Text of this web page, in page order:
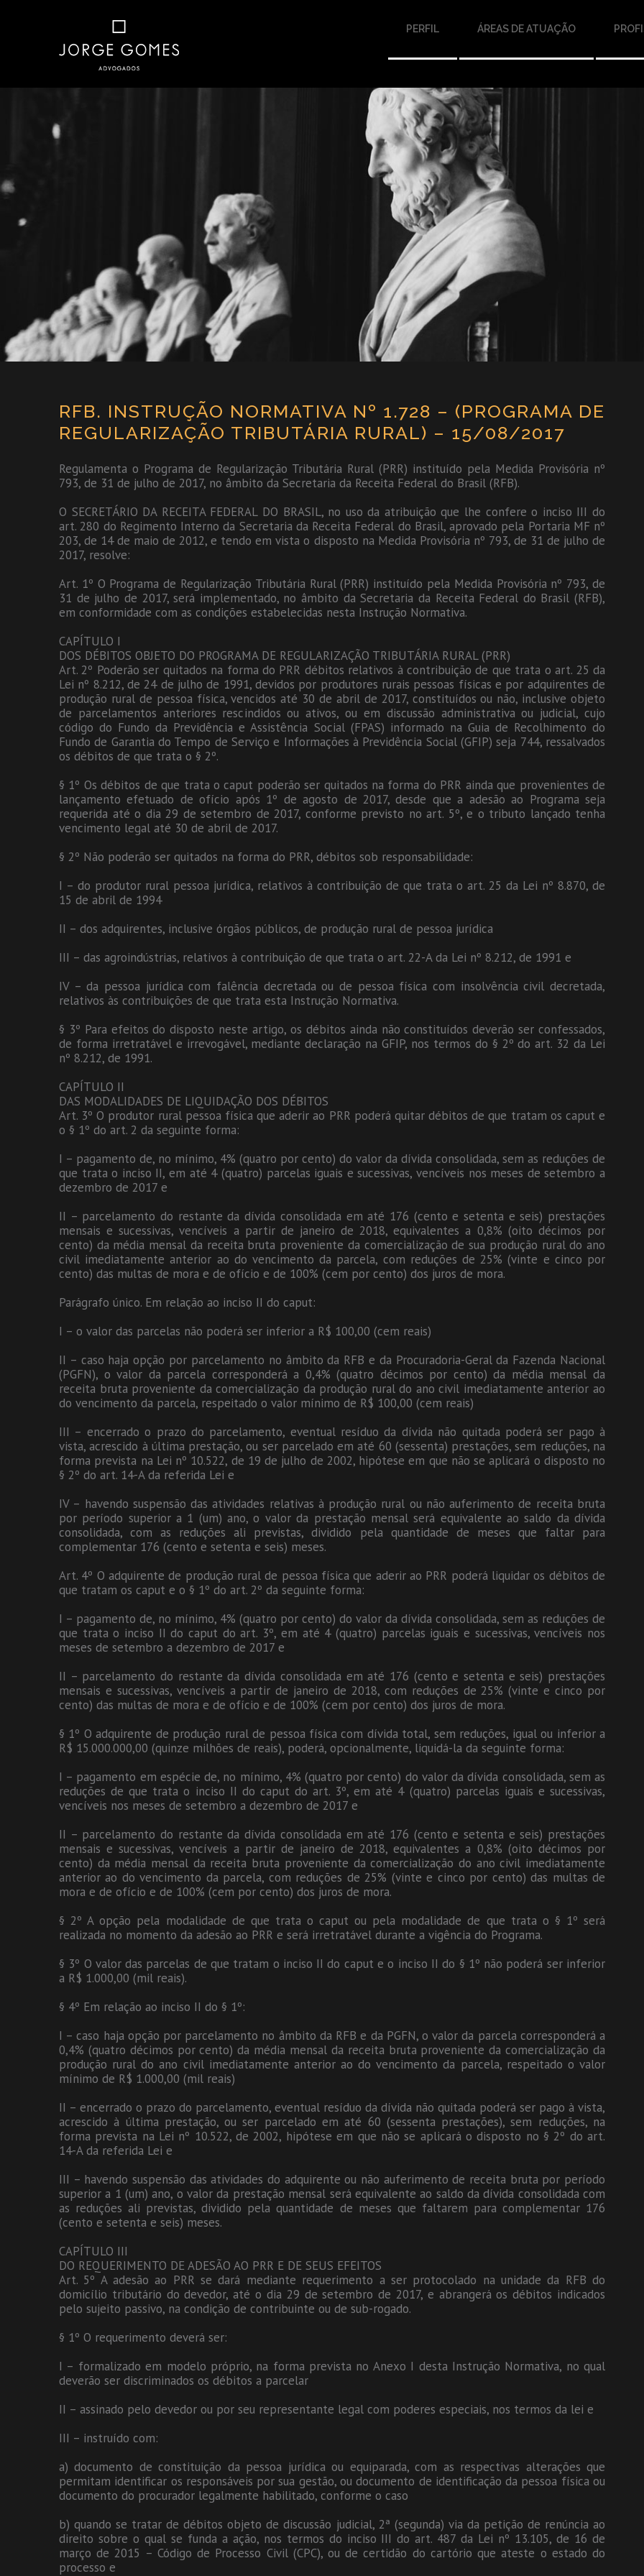
PERFIL ÁREAS DE ATUAÇÃO
RFB. INSTRUÇÃO NORMATIVA Nº 1.728 – (PROGRAMA DE
REGULARIZAÇÃO TRIBUTÁRIA RURAL) – 15/08/2017
Regulamenta o Programa de Regularização Tributária Rural (PRR) instituído pela Medida Provisória nº
793, de 31 de julho de 2017, no âmbito da Secretaria da Receita Federal do Brasil (RFB).
O SECRETÁRIO DA RECEITA FEDERAL DO BRASIL, no uso da atribuição que lhe confere o inciso III do
art. 280 do Regimento Interno da Secretaria da Receita Federal do Brasil, aprovado pela Portaria MF nº
203, de 14 de maio de 2012, e tendo em vista o disposto na Medida Provisória nº 793, de 31 de julho de
2017, resolve:
Art. 1º O Programa de Regularização Tributária Rural (PRR) instituído pela Medida Provisória nº 793, de
31 de julho de 2017, será implementado, no âmbito da Secretaria da Receita Federal do Brasil (RFB),
em conformidade com as condições estabelecidas nesta Instrução Normativa.
CAPÍTULO I
DOS DÉBITOS OBJETO DO PROGRAMA DE REGULARIZAÇÃO TRIBUTÁRIA RURAL (PRR)
Art. 2º Poderão ser quitados na forma do PRR débitos relativos à contribuição de que trata o art. 25 da
Lei nº 8.212, de 24 de julho de 1991, devidos por produtores rurais pessoas físicas e por adquirentes de
produção rural de pessoa física, vencidos até 30 de abril de 2017, constituídos ou não, inclusive objeto
de parcelamentos anteriores rescindidos ou ativos, ou em discussão administrativa ou judicial, cujo
código do Fundo da Previdência e Assistência Social (FPAS) informado na Guia de Recolhimento do
Fundo de Garantia do Tempo de Serviço e Informações à Previdência Social (GFIP) seja 744, ressalvados
os débitos de que trata o § 2º.
§ 1º Os débitos de que trata o caput poderão ser quitados na forma do PRR ainda que provenientes de
lançamento efetuado de ofício após 1º de agosto de 2017, desde que a adesão ao Programa seja
requerida até o dia 29 de setembro de 2017, conforme previsto no art. 5º, e o tributo lançado tenha
vencimento legal até 30 de abril de 2017.
§ 2º Não poderão ser quitados na forma do PRR, débitos sob responsabilidade:
I – do produtor rural pessoa jurídica, relativos à contribuição de que trata o art. 25 da Lei nº 8.870, de
15 de abril de 1994
II – dos adquirentes, inclusive órgãos públicos, de produção rural de pessoa jurídica
III – das agroindústrias, relativos à contribuição de que trata o art. 22-A da Lei nº 8.212, de 1991 e
IV – da pessoa jurídica com falência decretada ou de pessoa física com insolvência civil decretada,
relativos às contribuições de que trata esta Instrução Normativa.
§ 3º Para efeitos do disposto neste artigo, os débitos ainda não constituídos deverão ser confessados,
de forma irretratável e irrevogável, mediante declaração na GFIP, nos termos do § 2º do art. 32 da Lei
nº 8.212, de 1991.
CAPÍTULO II
DAS MODALIDADES DE LIQUIDAÇÃO DOS DÉBITOS
Art. 3º O produtor rural pessoa física que aderir ao PRR poderá quitar débitos de que tratam os caput e
o § 1º do art. 2 da seguinte forma:
I – pagamento de, no mínimo, 4% (quatro por cento) do valor da dívida consolidada, sem as reduções de
que trata o inciso II, em até 4 (quatro) parcelas iguais e sucessivas, vencíveis nos meses de setembro a
dezembro de 2017 e
II – parcelamento do restante da dívida consolidada em até 176 (cento e setenta e seis) prestações
mensais e sucessivas, vencíveis a partir de janeiro de 2018, equivalentes a 0,8% (oito décimos por
cento) da média mensal da receita bruta proveniente da comercialização de sua produção rural do ano
civil imediatamente anterior ao do vencimento da parcela, com reduções de 25% (vinte e cinco por
cento) das multas de mora e de ofício e de 100% (cem por cento) dos juros de mora.
Parágrafo único. Em relação ao inciso II do caput:
I – o valor das parcelas não poderá ser inferior a R$ 100,00 (cem reais)
II – caso haja opção por parcelamento no âmbito da RFB e da Procuradoria-Geral da Fazenda Nacional
(PGFN), o valor da parcela corresponderá a 0,4% (quatro décimos por cento) da média mensal da
receita bruta proveniente da comercialização da produção rural do ano civil imediatamente anterior ao
do vencimento da parcela, respeitado o valor mínimo de R$ 100,00 (cem reais)
III – encerrado o prazo do parcelamento, eventual resíduo da dívida não quitada poderá ser pago à
vista, acrescido à última prestação, ou ser parcelado em até 60 (sessenta) prestações, sem reduções, na
forma prevista na Lei nº 10.522, de 19 de julho de 2002, hipótese em que não se aplicará o disposto no
§ 2º do art. 14-A da referida Lei e
IV – havendo suspensão das atividades relativas à produção rural ou não auferimento de receita bruta
por período superior a 1 (um) ano, o valor da prestação mensal será equivalente ao saldo da dívida
consolidada, com as reduções ali previstas, dividido pela quantidade de meses que faltar para
complementar 176 (cento e setenta e seis) meses.
Art. 4º O adquirente de produção rural de pessoa física que aderir ao PRR poderá liquidar os débitos de
que tratam os caput e o § 1º do art. 2º da seguinte forma:
I – pagamento de, no mínimo, 4% (quatro por cento) do valor da dívida consolidada, sem as reduções de
que trata o inciso II do caput do art. 3º, em até 4 (quatro) parcelas iguais e sucessivas, vencíveis nos
meses de setembro a dezembro de 2017 e
II – parcelamento do restante da dívida consolidada em até 176 (cento e setenta e seis) prestações
mensais e sucessivas, vencíveis a partir de janeiro de 2018, com reduções de 25% (vinte e cinco por
cento) das multas de mora e de ofício e de 100% (cem por cento) dos juros de mora.
§ 1º O adquirente de produção rural de pessoa física com dívida total, sem reduções, igual ou inferior a
R$ 15.000.000,00 (quinze milhões de reais), poderá, opcionalmente, liquidá-la da seguinte forma:
I – pagamento em espécie de, no mínimo, 4% (quatro por cento) do valor da dívida consolidada, sem as
reduções de que trata o inciso II do caput do art. 3º, em até 4 (quatro) parcelas iguais e sucessivas,
vencíveis nos meses de setembro a dezembro de 2017 e
II – parcelamento do restante da dívida consolidada em até 176 (cento e setenta e seis) prestações
mensais e sucessivas, vencíveis a partir de janeiro de 2018, equivalentes a 0,8% (oito décimos por
cento) da média mensal da receita bruta proveniente da comercialização do ano civil imediatamente
anterior ao do vencimento da parcela, com reduções de 25% (vinte e cinco por cento) das multas de
mora e de ofício e de 100% (cem por cento) dos juros de mora.
§ 2º A opção pela modalidade de que trata o caput ou pela modalidade de que trata o § 1º será
realizada no momento da adesão ao PRR e será irretratável durante a vigência do Programa.
§ 3º O valor das parcelas de que tratam o inciso II do caput e o inciso II do § 1º não poderá ser inferior
a R$ 1.000,00 (mil reais).
§ 4º Em relação ao inciso II do § 1º:
I – caso haja opção por parcelamento no âmbito da RFB e da PGFN, o valor da parcela corresponderá a
0,4% (quatro décimos por cento) da média mensal da receita bruta proveniente da comercialização da
produção rural do ano civil imediatamente anterior ao do vencimento da parcela, respeitado o valor
mínimo de R$ 1.000,00 (mil reais)
II – encerrado o prazo do parcelamento, eventual resíduo da dívida não quitada poderá ser pago à vista,
acrescido à última prestação, ou ser parcelado em até 60 (sessenta prestações), sem reduções, na
forma prevista na Lei nº 10.522, de 2002, hipótese em que não se aplicará o disposto no § 2º do art.
14-A da referida Lei e
III – havendo suspensão das atividades do adquirente ou não auferimento de receita bruta por período
superior a 1 (um) ano, o valor da prestação mensal será equivalente ao saldo da dívida consolidada com
as reduções ali previstas, dividido pela quantidade de meses que faltarem para complementar 176
(cento e setenta e seis) meses.
CAPÍTULO III
DO REQUERIMENTO DE ADESÃO AO PRR E DE SEUS EFEITOS
Art. 5º A adesão ao PRR se dará mediante requerimento a ser protocolado na unidade da RFB do
domicílio tributário do devedor, até o dia 29 de setembro de 2017, e abrangerá os débitos indicados
pelo sujeito passivo, na condição de contribuinte ou de sub-rogado.
§ 1º O requerimento deverá ser:
I – formalizado em modelo próprio, na forma prevista no Anexo I desta Instrução Normativa, no qual
deverão ser discriminados os débitos a parcelar
II – assinado pelo devedor ou por seu representante legal com poderes especiais, nos termos da lei e
III – instruído com:
a) documento de constituição da pessoa jurídica ou equiparada, com as respectivas alterações que
permitam identificar os responsáveis por sua gestão, ou documento de identificação da pessoa física ou
documento do procurador legalmente habilitado, conforme o caso
b) quando se tratar de débitos objeto de discussão judicial, 2ª (segunda) via da petição de renúncia ao
direito sobre o qual se funda a ação, nos termos do inciso III do art. 487 da Lei nº 13.105, de 16 de
março de 2015 – Código de Processo Civil (CPC), ou de certidão do cartório que ateste o estado do
processo e